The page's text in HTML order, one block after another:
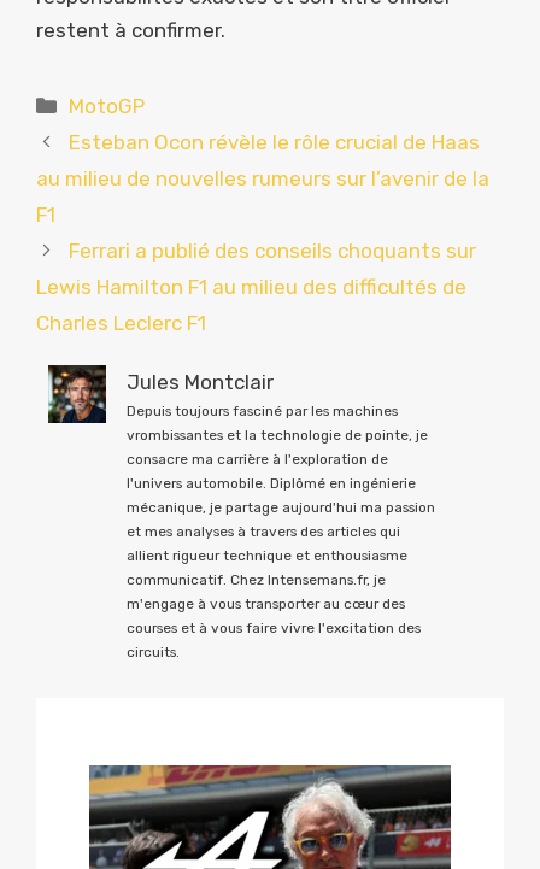
restent à confirmer.
Catégories
MotoGP
Esteban Ocon révèle le rôle crucial de Haas
au milieu de nouvelles rumeurs sur l’avenir de la
F1
Ferrari a publié des conseils choquants sur
Lewis Hamilton F1 au milieu des difficultés de
Charles Leclerc F1
Jules Montclair
Depuis toujours fasciné par les machines
vrombissantes et la technologie de pointe, je
consacre ma carrière à l'exploration de
l'univers automobile. Diplômé en ingénierie
mécanique, je partage aujourd'hui ma passion
et mes analyses à travers des articles qui
allient rigueur technique et enthousiasme
communicatif. Chez Intensemans.fr, je
m'engage à vous transporter au cœur des
courses et à vous faire vivre l'excitation des
circuits.